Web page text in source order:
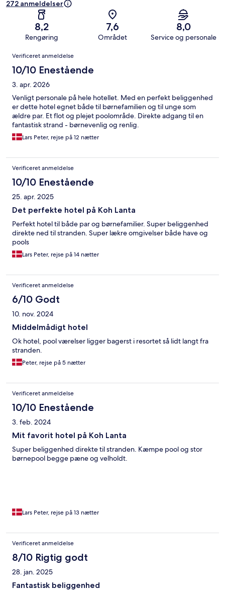
272 anmeldelser
8,2
Rengøring
7,6
Området
8,0
Service og personale
Anmeldelser
Verificeret anmeldelse
10/10 Enestående
3. apr. 2026
Venligt personale på hele hotellet. Med en perfekt beliggenhed
er dette hotel egnet både til børnefamilien og til unge som
ældre par. Et flot og plejet poolområde. Direkte adgang til en
fantastisk strand - børnevenlig og renlig.
Lars Peter, rejse på 12 nætter
Verificeret anmeldelse
10/10 Enestående
25. apr. 2025
Det perfekte hotel på Koh Lanta
Perfekt hotel til både par og børnefamilier. Super beliggenhed
direkte ned til stranden. Super lækre omgivelser både have og
pools
Lars Peter, rejse på 14 nætter
Verificeret anmeldelse
6/10 Godt
10. nov. 2024
Middelmådigt hotel
Ok hotel, pool værelser ligger bagerst i resortet så lidt langt fra
stranden.
Peter, rejse på 5 nætter
Verificeret anmeldelse
10/10 Enestående
3. feb. 2024
Mit favorit hotel på Koh Lanta
Super beliggenhed direkte til stranden. Kæmpe pool og stor
børnepool begge pæne og velholdt.
Lars Peter, rejse på 13 nætter
Verificeret anmeldelse
8/10 Rigtig godt
28. jan. 2025
Fantastisk beliggenhed